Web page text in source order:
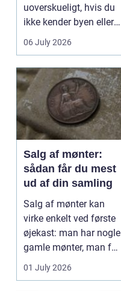
uoverskueligt, hvis du
ikke kender byen eller
det lokale...
06 July 2026
Salg af mønter:
sådan får du mest
ud af din samling
Salg af mønter kan
virke enkelt ved første
øjekast: man har nogle
gamle mønter, man får
dem vurderet...
01 July 2026